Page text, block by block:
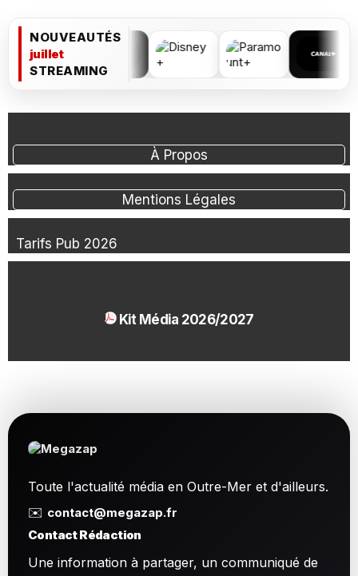
NOUVEAUTÉS
juillet
STREAMING
À Propos
Mentions Légales
Tarifs Pub 2026
Kit Média 2026/2027
Toute l'actualité média en Outre-Mer et d'ailleurs.
✉️ contact@megazap.fr
Contact Rédaction
Une information à partager, un communiqué de